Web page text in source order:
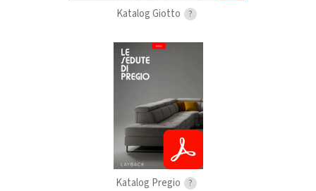
Katalog Giotto ?
Katalog Pregio ?